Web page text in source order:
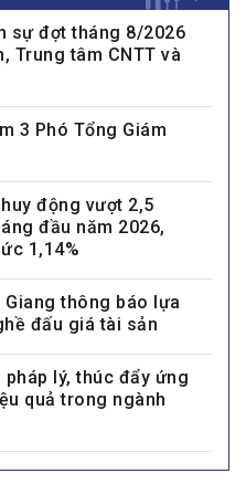
sự đợt tháng 8/2026
Trung tâm CNTT và
3 Phó Tổng Giám
động vượt 2,5
đầu năm 2026,
1,14%
Giang thông báo lựa
đấu giá tài sản
lý, thúc đẩy ứng
quả trong ngành